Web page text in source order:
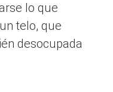
lo que
telo, que
desocupada